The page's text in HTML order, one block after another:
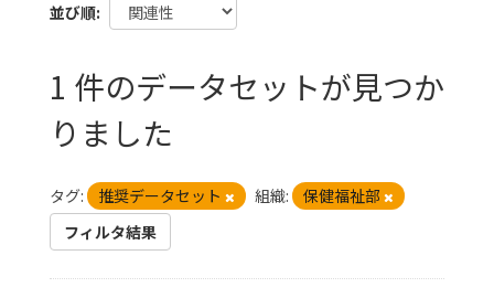
並び順
1 件のデータセットが見つか
りました
タグ: 推奨データセット 組織:
保健福祉部
フィルタ結果